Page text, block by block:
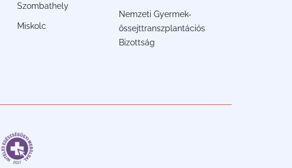
Szombathely
Miskolc
Nemzeti Gyermek-
őssejttranszplantációs
Bizottság